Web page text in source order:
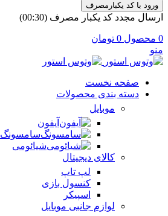
ورود با کد یکبارمصرف
ارسال مجدد کد یکبار مصرف (00:
30
)
0 محصول 0 تومان
منو
صفحه نخست
دسته بندی محصولات
موبایل
آیفون
سامسونگ
شیائومی
کالای دیجیتال
لپ تاپ
کنسول بازی
اسپیکر
لوازم جانبی موبایل